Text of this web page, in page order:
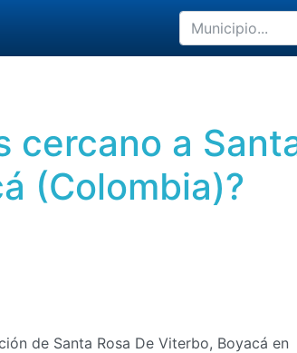
a
(Colombia)?
de Santa Rosa De Viterbo, Boyacá en